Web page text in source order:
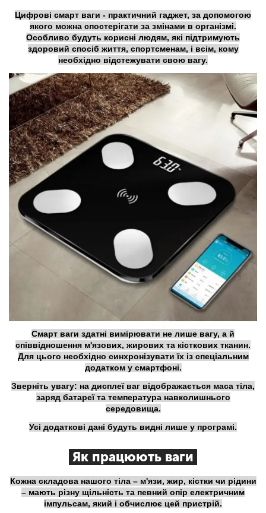
Цифрові смарт ваги - практичний гаджет, за допомогою
якого можна спостерігати за змінами в організмі.
Особливо будуть корисні людям, які підтримують
здоровий спосіб життя, спортсменам, і всім, кому
необхідно відстежувати свою вагу.
Смарт ваги здатні вимірювати не лише вагу, а й
співвідношення м'язових, жирових та кісткових тканин.
Для цього необхідно синхронізувати їх із спеціальним
додатком у смартфоні.
Зверніть увагу: на дисплеї ваг відображається маса тіла,
заряд батареї та температура навколишнього
середовища.
Усі додаткові дані будуть видні лише у програмі.
Як працюють ваги
Кожна складова нашого тіла – м'язи, жир, кістки чи рідини
– мають різну щільність та певний опір електричним
імпульсам, який і обчислює цей пристрій.